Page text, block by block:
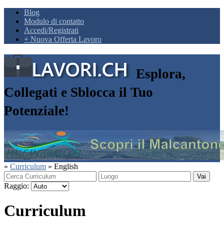
Blog
Modulo di contatto
Accedi/Registrati
+ Nuova Offerta Lavoro
Esplora,
Collegati e Sblocca il Tuo
Potenziale!
» Curriculum » English
Vai
Raggio:
Curriculum